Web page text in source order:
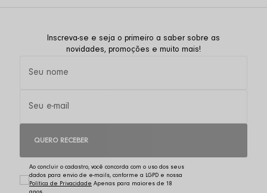
Inscreva-se e seja o primeiro a saber sobre as
novidades, promoções e muito mais!
QUERO RECEBER
Ao concluir o cadastro, você concorda com o uso dos seus
dados para envio de e-mails, conforme a LGPD e nossa
Política de Privacidade